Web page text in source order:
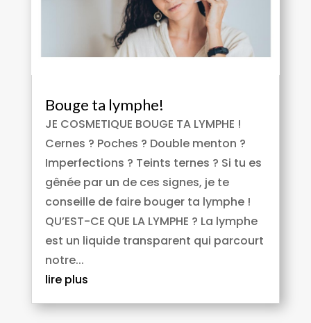
Bouge ta lymphe!
JE COSMETIQUE BOUGE TA LYMPHE !
Cernes ? Poches ? Double menton ?
Imperfections ? Teints ternes ? Si tu es
gênée par un de ces signes, je te
conseille de faire bouger ta lymphe !
QU’EST-CE QUE LA LYMPHE ? La lymphe
est un liquide transparent qui parcourt
notre...
lire plus